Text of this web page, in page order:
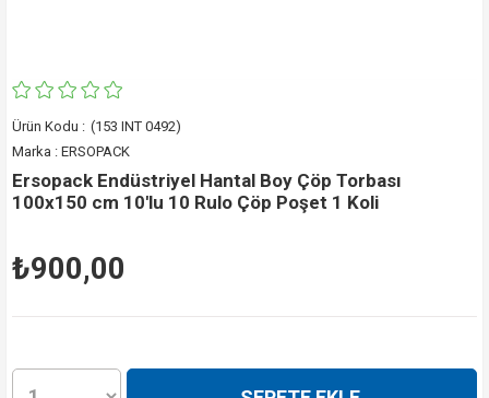
(153 INT 0492)
Marka : ERSOPACK
Ersopack Endüstriyel Hantal Boy Çöp Torbası
100x150 cm 10'lu 10 Rulo Çöp Poşet 1 Koli
₺900,00